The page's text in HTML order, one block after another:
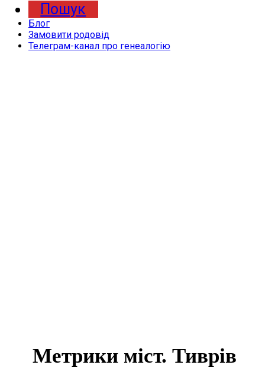
Пошук
Блог
Замовити родовід
Телеграм-канал про генеалогію
Метрики міст. Тиврів